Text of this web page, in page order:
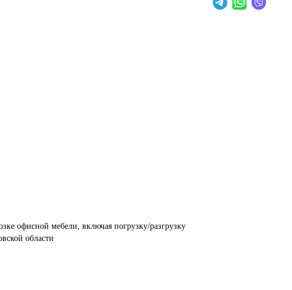
офисной мебели, включая погрузку/разгрузку
области